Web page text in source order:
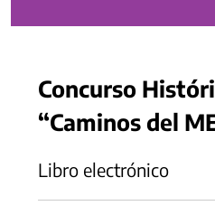
Concurso
“Caminos del
Libro electrónico